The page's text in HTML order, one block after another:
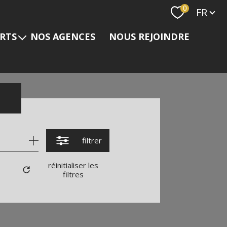
0 Langue
FR
NOS AGENCES NOUS REJOINDRE
filtrer
réinitialiser les
filtres